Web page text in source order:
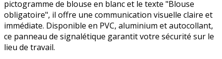
pictogramme de blouse en blanc et le texte "Blouse
obligatoire", il offre une communication visuelle claire et
immédiate. Disponible en PVC, aluminium et autocollant,
ce panneau de signalétique garantit votre sécurité sur le
lieu de travail.